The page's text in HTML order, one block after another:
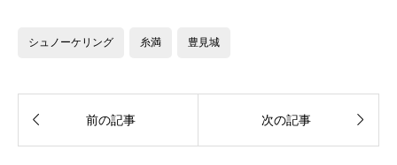
シュノーケリング 糸満 豊見城
 前の記事 次の記事 